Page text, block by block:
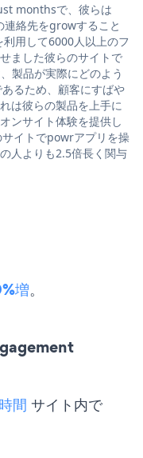
monthsで、彼らは
絡先をgrowすること
用して6000人以上のフ
ました彼らのサイトで
製品が実際にどのよう
るため、顧客にすばや
は彼らの製品を上手に
ンサイト体験を提供し
イトでpowrアプリを操
人よりも2.5倍長く関与
増。
間 サイト内で